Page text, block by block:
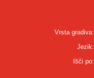
Vrsta gradiva:
Jezik:
Išči po: